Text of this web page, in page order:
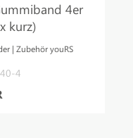
4er
kurz)
| Zubehör youRS
4